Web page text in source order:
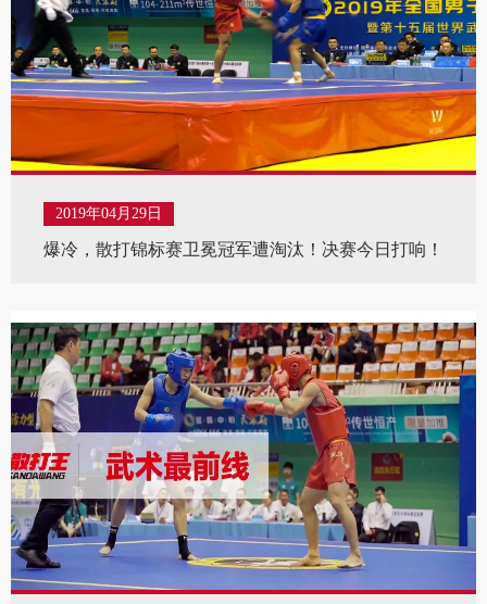
2019年04月29日
爆冷，散打锦标赛卫冕冠军遭淘汰！决赛今日打响！